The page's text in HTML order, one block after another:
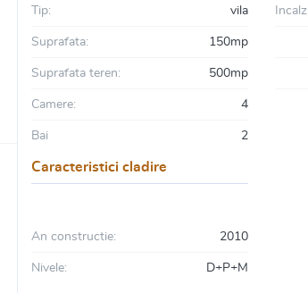
Tip: vila
Suprafata: 150mp
Suprafata teren: 500mp
Camere: 4
Bai 2
Caracteristici cladire
An constructie: 2010
Nivele: D+P+M